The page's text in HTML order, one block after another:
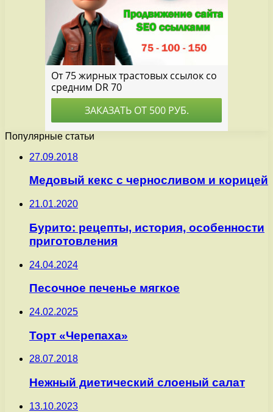
Популярные статьи
27.09.2018
Медовый кекс с черносливом и корицей
21.01.2020
Бурито: рецепты, история, особенности
приготовления
24.04.2024
Песочное печенье мягкое
24.02.2025
Торт «Черепаха»
28.07.2018
Нежный диетический слоеный салат
13.10.2023